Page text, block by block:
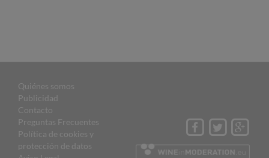
Quiénes somos
Publicidad
Contacto
Preguntas Frecuentes
Política de cookies y
protección de datos